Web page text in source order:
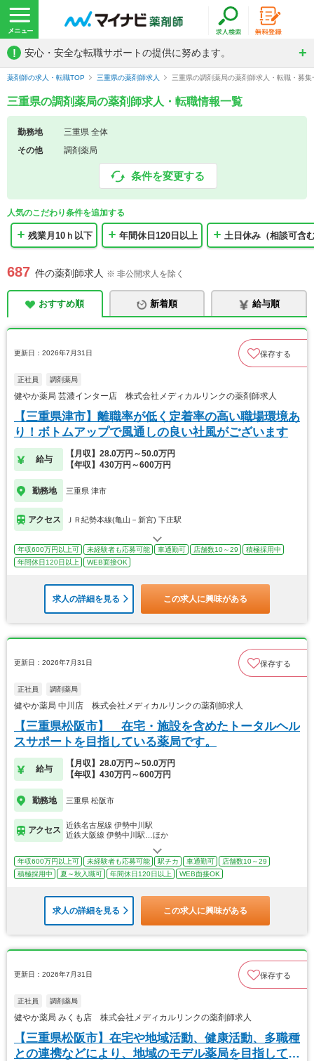
! 安心・安全な転職サポートの提供に努めます。
薬剤師の求人・転職TOP 三重県の薬剤師求人 三重県の調剤薬局の薬剤師求人・転職・募集
三重県の調剤薬局の薬剤師求人・転職情報一覧
勤務地
三重県 全体
その他
調剤薬局
条件を変更する
人気のこだわり条件を追加する
残業月10ｈ以下 年間休日120日以上 土日休み（相談可含
687 件の薬剤師求人 ※ 非公開求人を除く
おすすめ順 新着順 給与順
更新日：2026年7月31日 保存する
正社員 調剤薬局
健やか薬局 芸濃インター店 株式会社メディカルリンクの薬剤師求人
【三重県津市】離職率が低く定着率の高い職場環境あ
り！ボトムアップで風通しの良い社風がございます
給与
【月収】28.0万円～50.0万円
【年収】430万円～600万円
勤務地 三重県 津市
アクセス ＪＲ紀勢本線(亀山－新宮) 下庄駅
年収600万円以上可 未経験者も応募可能 車通勤可 店舗数10～29
積極採用中
年間休日120日以上
WEB面接OK
求人の詳細を見る この求人に興味がある
更新日：2026年7月31日 保存する
正社員 調剤薬局
健やか薬局 中川店 株式会社メディカルリンクの薬剤師求人
【三重県松阪市】 在宅・施設を含めたトータルヘル
スサポートを目指している薬局です。
給与
【月収】28.0万円～50.0万円
【年収】430万円～600万円
勤務地 三重県 松阪市
アクセス
近鉄名古屋線 伊勢中川駅
近鉄大阪線 伊勢中川駅…ほか
年収600万円以上可 未経験者も応募可能 駅チカ 車通勤可
店舗数10～29
積極採用中
夏～秋入職可 年間休日120日以上 WEB面接OK
求人の詳細を見る この求人に興味がある
更新日：2026年7月31日 保存する
正社員 調剤薬局
健やか薬局 みくも店 株式会社メディカルリンクの薬剤師求人
【三重県松阪市】在宅や地域活動、健康活動、多職種
との連携などにより、地域のモデル薬局を目指してい